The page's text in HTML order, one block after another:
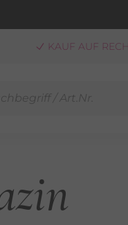
KAUF AUF
GEPRÜFTER,